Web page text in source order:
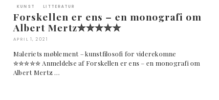
KUNST LITTERATUR
Forskellen er ens – en monografi om
Albert Mertz✮✮✮✮✮
APRIL 1, 2021
Maleriets møblement – kunstfilosofi for viderekomne
✮✮✮✮✮ Anmeldelse af Forskellen er ens – en monografi om
Albert Mertz …